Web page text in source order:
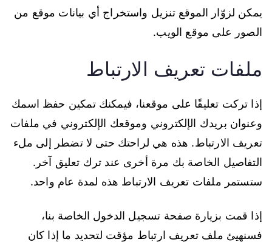
يمكن لزوّار الموقع تنزيل واستخراج أي بيانات موقع من
الصور على موقع الويب.
ملفات تعريف الارتباط
إذا تركت تعليقًا على موقعنا، فيمكنك تمكين حفظ اسمك
وعنوان بريدك الإلكتروني وموقعك الإلكتروني في ملفات
تعريف الارتباط. هذه هي لراحتك حتى لا تضطر إلى ملء
التفاصيل الخاصة بك مرة أخرى عند ترك تعليق آخر.
ستستمر ملفات تعريف الارتباط هذه لمدة عام واحد.
إذا قمت بزيارة صفحة تسجيل الدخول الخاصة بنا،
فسنهيئ ملف تعريف ارتباط مؤقت لتحديد ما إذا كان